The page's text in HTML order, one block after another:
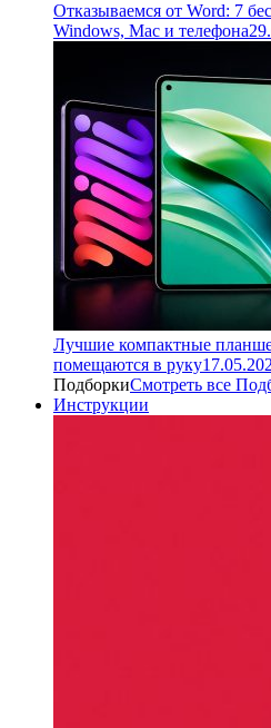
Отказываемся от Word: 7
Windows, Mac и телефона
Лучшие компактные
помещаются в руку
ПодборкиСмотреть все
Инструкции